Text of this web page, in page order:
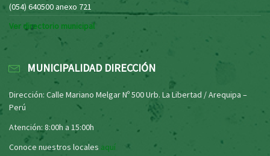
(054) 640500 anexo 721
Ver directorio municipal
MUNICIPALIDAD DIRECCIÓN
Dirección: Calle Mariano Melgar Nº 500 Urb. La Libertad / Arequipa –
Perú
Atención: 8:00h a 15:00h
Conoce nuestros locales aquí